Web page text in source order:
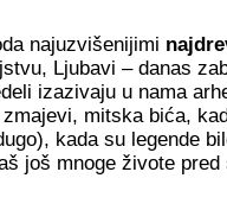
najuzvišenijimi
Ljubavi – danas
izazivaju u nama
mitska bića,
kada su legende
još mnoge živote